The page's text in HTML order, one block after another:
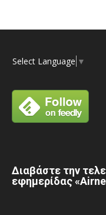
Select Language ▼
Διαβάστε την
εφημερίδας